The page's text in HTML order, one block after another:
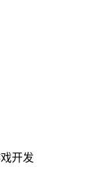
开发